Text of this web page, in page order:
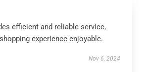
efficient and reliable service,
experience enjoyable.
Nov 6, 2024